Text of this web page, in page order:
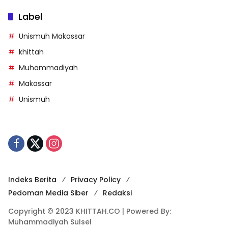
Label
Unismuh Makassar
khittah
Muhammadiyah
Makassar
Unismuh
Indeks Berita
Privacy Policy
Pedoman Media Siber
Redaksi
Copyright © 2023 KHITTAH.CO | Powered By:
Muhammadiyah Sulsel